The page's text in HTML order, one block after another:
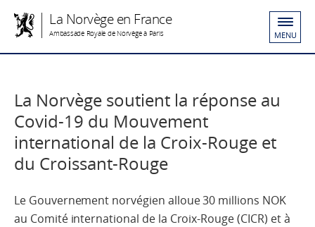
La Norvège en France
Ambassade Royale de Norvège à Paris MENU
La Norvège soutient la réponse au
Covid-19 du Mouvement
international de la Croix-Rouge et
du Croissant-Rouge
Le Gouvernement norvégien alloue 30 millions NOK
au Comité international de la Croix-Rouge (CICR) et à